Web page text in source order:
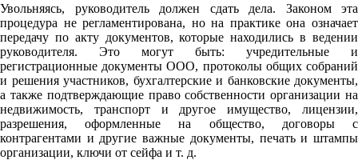
Увольняясь, руководитель должен сдать дела. Законом эта
процедура не регламентирована, но на практике она означает
передачу по акту документов, которые находились в ведении
руководителя. Это могут быть: учредительные и
регистрационные документы ООО, протоколы общих собраний
и решения участников, бухгалтерские и банковские документы,
а также подтверждающие право собственности организации на
недвижимость, транспорт и другое имущество, лицензии,
разрешения, оформленные на общество, договоры с
контрагентами и другие важные документы, печать и штампы
организации, ключи от сейфа и т. д.